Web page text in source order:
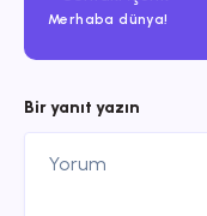
Merhaba dünya!
Bir yanıt yazın